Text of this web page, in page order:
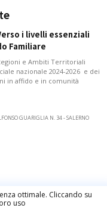
i livelli essenziali
Familiare
e Ambiti Territoriali
nazionale 2024-2026 e dei
in affido e in comunità
GUARIGLIA N. 34 - SALERNO
ottimale. Cliccando su
uso